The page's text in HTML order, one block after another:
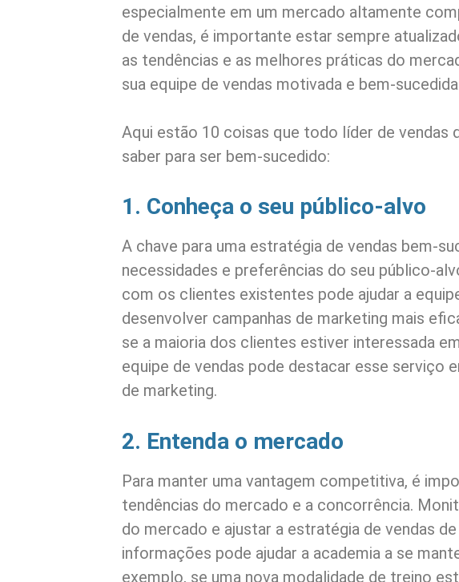
especialmente em um mercado altamente
de vendas, é importante estar sempre
as tendências e as melhores práticas do
sua equipe de vendas motivada e bem-
Aqui estão 10 coisas que todo líder de vendas
saber para ser bem-sucedido:
1. Conheça o seu público-alvo
A chave para uma estratégia de vendas bem-
necessidades e preferências do seu público-
com os clientes existentes pode ajudar a
desenvolver campanhas de marketing mais
se a maioria dos clientes estiver interessada
equipe de vendas pode destacar esse serviço
de marketing.
2. Entenda o mercado
Para manter uma vantagem competitiva, é
tendências do mercado e a concorrência.
do mercado e ajustar a estratégia de vendas
informações pode ajudar a academia a se
exemplo, se uma nova modalidade de treino